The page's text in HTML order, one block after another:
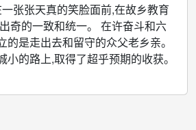
张张天真的笑脸面前,在故乡教育
奇的一致和统一。 在许奋斗和六
的是走出去和留守的众父老乡亲。
小的路上,取得了超乎预期的收获。